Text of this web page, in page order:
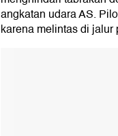
angkatan udara AS.
karena melintas di